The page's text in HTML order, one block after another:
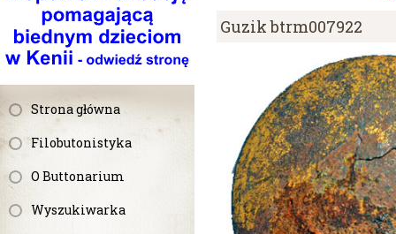
Strona główna
Filobutonistyka
O Buttonarium
Wyszukiwarka
Guzik btrm007922